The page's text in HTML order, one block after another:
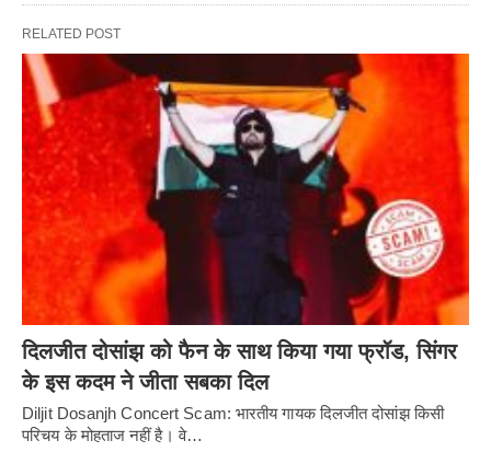
RELATED POST
दिलजीत दोसांझ को फैन के साथ किया गया फ्रॉड, सिंगर
के इस कदम ने जीता सबका दिल
Diljit Dosanjh Concert Scam: भारतीय गायक दिलजीत दोसांझ किसी
परिचय के मोहताज नहीं है। वे…